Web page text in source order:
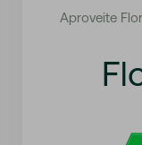
Aproveite